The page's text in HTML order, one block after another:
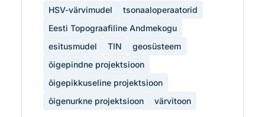
HSV-värvimudel
tsonaaloperaatorid
Eesti Topograafiline Andmekogu
esitusmudel
TIN
geosüsteem
õigepindne projektsioon
õigepikkuseline projektsioon
õigenurkne projektsioon
värvitoon